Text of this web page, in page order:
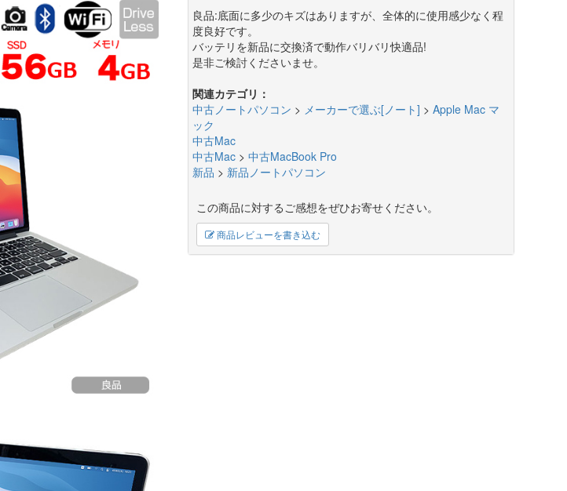
良品:底面に多少のキズはありますが、全体的に使用感少なく程
度良好です。
バッテリを新品に交換済で動作バリバリ快適品!
是非ご検討くださいませ。
関連カテゴリ：
中古ノートパソコン > メーカーで選ぶ[ノート] > Apple Mac マ
ック
中古Mac
中古Mac> 中古MacBook Pro
新品 > 新品ノートパソコン
この商品に対するご感想をぜひお寄せください。
商品レビューを書き込む